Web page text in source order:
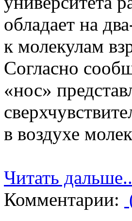
обладает на
к молекулам
Согласно
«нос»
в воздухе
Читать
Комментарии: